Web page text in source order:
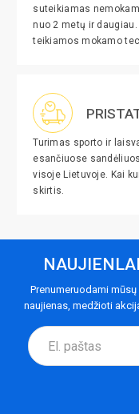
suteikiamas
nuo 2 metų ir
teikiamos mokamo
Turimas sporto ir
esančiuose
visoje Lietuvoje. Kai
skirtis.
Prenumeruodami
naujienas, medžioti